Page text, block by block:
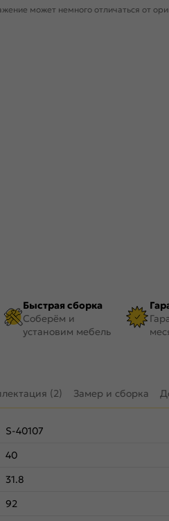
может немного отличаться от
Быстрая сборка
Соберём и
установим мебель
(2) Замер и сборка
S-40107
40
31.8
92